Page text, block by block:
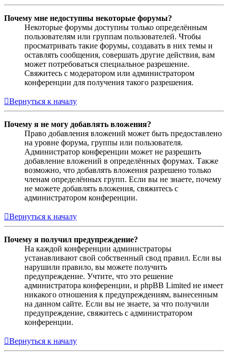
Почему мне недоступны некоторые форумы?
Некоторые форумы доступны только определённым
пользователям или группам пользователей. Чтобы
просматривать такие форумы, создавать в них темы и
оставлять сообщения, совершать другие действия, вам
может потребоваться специальное разрешение.
Свяжитесь с модератором или администратором
конференции для получения такого разрешения.
Вернуться к началу
Почему я не могу добавлять вложения?
Право добавления вложений может быть предоставлено
на уровне форума, группы или пользователя.
Администратор конференции может не разрешить
добавление вложений в определённых форумах. Также
возможно, что добавлять вложения разрешено только
членам определённых групп. Если вы не знаете, почему
не можете добавлять вложения, свяжитесь с
администратором конференции.
Вернуться к началу
Почему я получил предупреждение?
На каждой конференции администраторы
устанавливают свой собственный свод правил. Если вы
нарушили правило, вы можете получить
предупреждение. Учтите, что это решение
администратора конференции, и phpBB Limited не имеет
никакого отношения к предупреждениям, вынесенным
на данном сайте. Если вы не знаете, за что получили
предупреждение, свяжитесь с администратором
конференции.
Вернуться к началу